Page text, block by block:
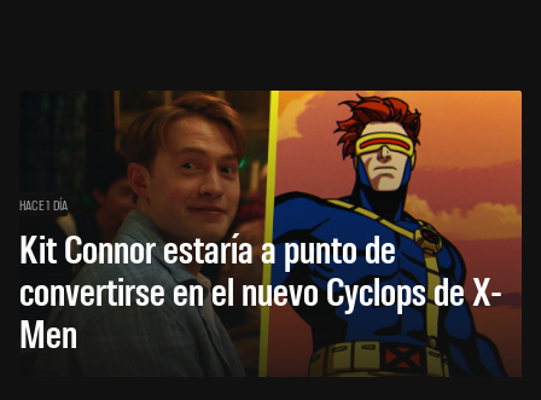
HACE 1 DÍA
Kit Connor estaría a punto de
convertirse en el nuevo Cyclops de X-
Men